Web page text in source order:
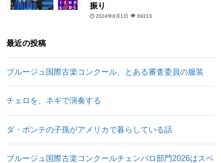
振り
2024年8月1日 69213
最近の投稿
ブルージュ国際古楽コンクール、とある審査委員の服装
チェロを、ネギで演奏する
ダ・ポンテの子孫がアメリカで暮らしている話
ブルージュ国際古楽コンクールチェンバロ部門2026はスペ